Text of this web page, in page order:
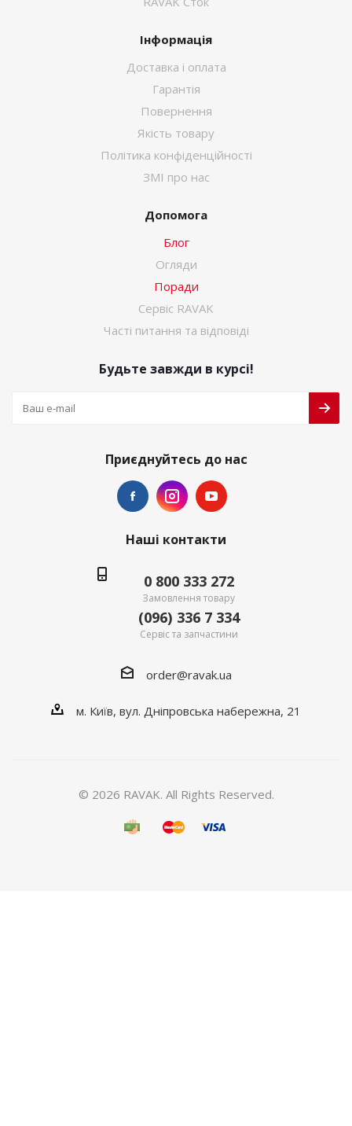
Інформація
Доставка і оплата
Гарантія
Повернення
Якість товару
Політика конфіденційності
ЗМІ про нас
Допомога
Блог
Огляди
Поради
Сервіс RAVAK
Часті питання та відповіді
Будьте завжди в курсі!
Приєднуйтесь до нас
Наші контакти
0 800 333 272
Замовлення товару
(096) 336 7 334
Сервіс та запчастини
order@ravak.ua
м. Київ, вул. Дніпровська набережна, 21
© 2026 RAVAK. All Rights Reserved.